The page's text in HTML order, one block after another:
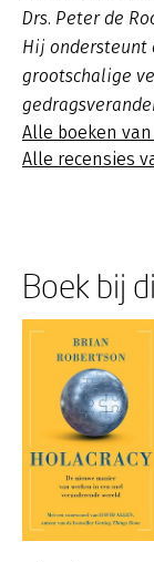
Drs. Peter de
Hij ondersteunt
grootschalige
Alle boeken
Alle recensies
Boek bij